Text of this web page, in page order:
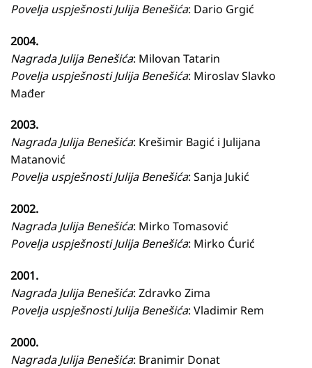
Povelja uspješnosti Julija Benešića: Dario Grgić
2004.
Nagrada Julija Benešića: Milovan Tatarin
Povelja uspješnosti Julija Benešića: Miroslav Slavko
Mađer
2003.
Nagrada Julija Benešića: Krešimir Bagić i Julijana
Matanović
Povelja uspješnosti Julija Benešića: Sanja Jukić
2002.
Nagrada Julija Benešića: Mirko Tomasović
Povelja uspješnosti Julija Benešića: Mirko Ćurić
2001.
Nagrada Julija Benešića: Zdravko Zima
Povelja uspješnosti Julija Benešića: Vladimir Rem
2000.
Nagrada Julija Benešića: Branimir Donat